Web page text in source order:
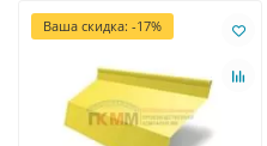
Ваша скидка: -17%